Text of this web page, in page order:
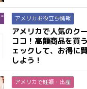
アメリカお役立ち情報
アメリカで人気のク
ココ！高額商品を買
ェックして、お得に
しよう！
アメリカで妊娠・出産